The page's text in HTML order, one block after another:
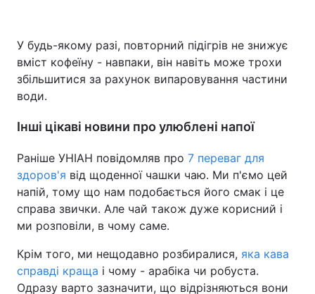
У будь-якому разі, повторний підігрів не знижує
вміст кофеїну - навпаки, він навіть може трохи
збільшитися за рахунок випаровування частини
води.
Інші цікаві новини про улюблені напої
Раніше УНІАН повідомляв про 7 переваг для
здоров'я від щоденної чашки чаю. Ми п'ємо цей
напій, тому що нам подобається його смак і це
справа звички. Але чай також дуже корисний і
ми розповіли, в чому саме.
Крім того, ми нещодавно розбиралися, яка кава
справді краща і чому - арабіка чи робуста.
Одразу варто зазначити, що відрізняються вони